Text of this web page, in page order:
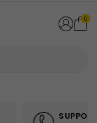
0